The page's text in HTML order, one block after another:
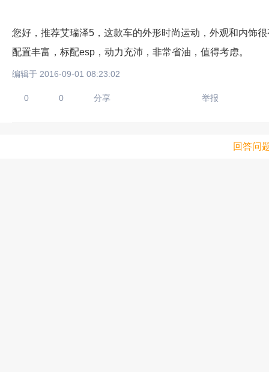
您好，推荐艾瑞泽5，这款车的外形时尚运动，外观和内饰
配置丰富，标配esp，动力充沛，非常省油，值得考虑。
编辑于 2016-09-01 08:23:02
0 0 分享 举报
回答问